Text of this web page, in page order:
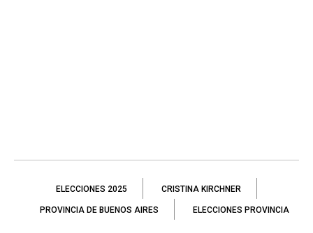
ELECCIONES 2025 CRISTINA KIRCHNER
PROVINCIA DE BUENOS AIRES ELECCIONES PROVINCIA